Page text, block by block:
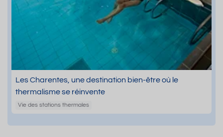
Les Charentes, une destination bien-être où le
thermalisme se réinvente
Vie des stations thermales